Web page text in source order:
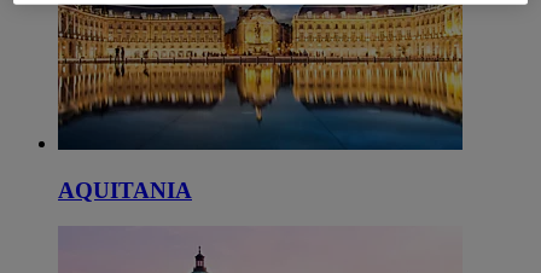
AQUITANIA